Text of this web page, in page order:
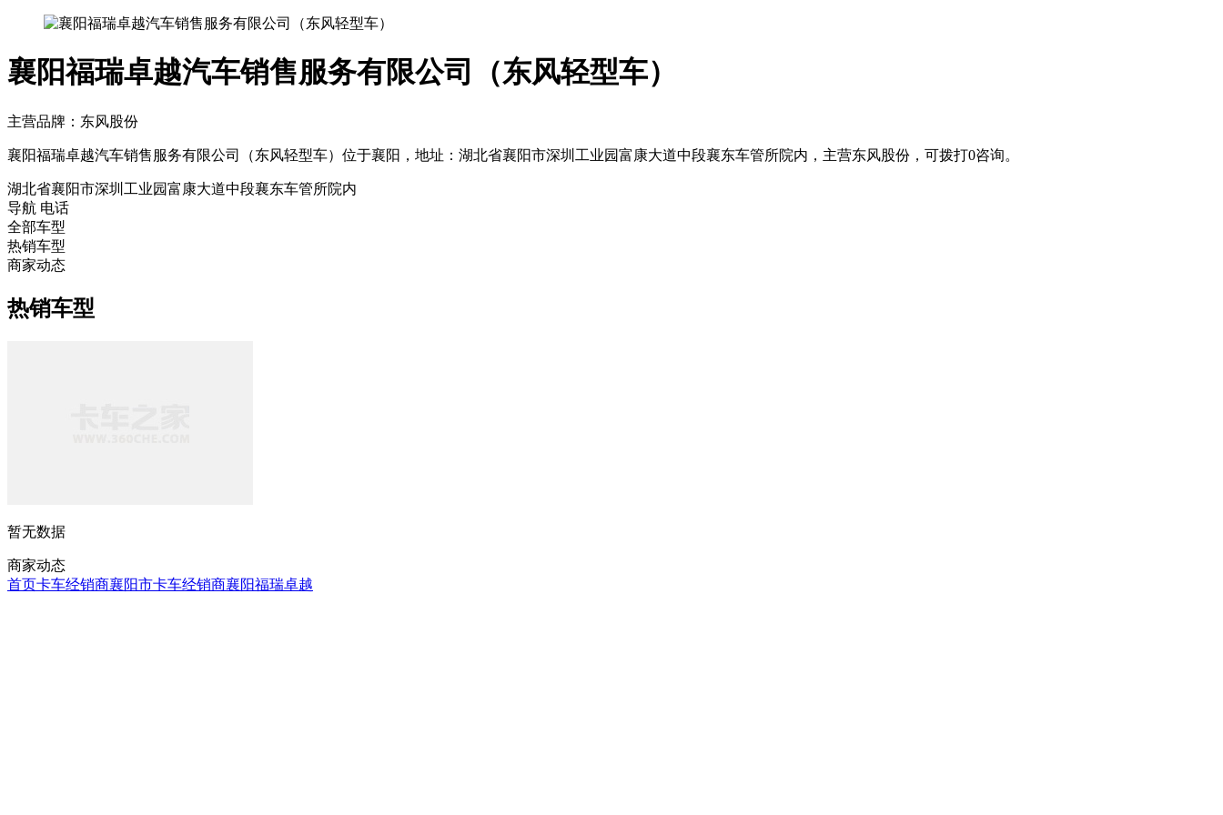
襄阳福瑞卓越汽车销售服务有限公司（东风轻型车）
主营品牌：东风股份
襄阳福瑞卓越汽车销售服务有限公司（东风轻型车）位于襄阳，地址：湖北省襄阳市深圳工业园富康大道中段襄东车管所院内，主营东风股份，可拨打0咨询。
湖北省襄阳市深圳工业园富康大道中段襄东车管所院内
导航 电话
全部车型
热销车型
商家动态
热销车型
暂无数据
商家动态
首页卡车经销商襄阳市卡车经销商襄阳福瑞卓越